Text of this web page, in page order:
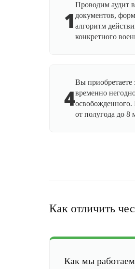
1
Проводим аудит
документов,
алгоритм
конкретного
4
Вы приобретаете
временно
освобожденного.
от полугода до 8
Как отличить
Как мы